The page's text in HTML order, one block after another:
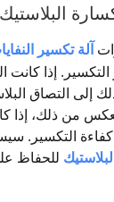
البلاستيك
آلة تكسير
التكسير. إذا
إلى التصاق
من ذلك، إذا
كفاءة التكسير.
للحفاظ